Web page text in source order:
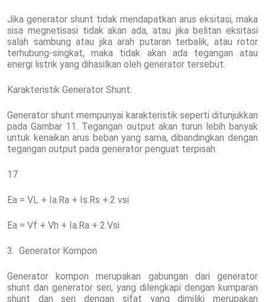
Jika generator shunt tidak mendapatkan arus eksitasi, maka
sisa megnetisasi tidak akan ada, atau jika belitan eksitasi
salah sambung atau jika arah putaran terbalik, atau rotor
terhubung-singkat, maka tidak akan ada tegangan atau
energi listrik yang dihasilkan oleh generator tersebut.
Karakteristik Generator Shunt.
Generator shunt mempunyai karakteristik seperti ditunjukkan
pada Gambar 11. Tegangan output akan turun lebih banyak
untuk kenaikan arus beban yang sama, dibandingkan dengan
tegangan output pada generator penguat terpisah.
17
Ea = VL + Ia.Ra + Is.Rs +.2 vsi
Ea = Vf + Vh + Ia.Ra + 2.Vsi
3. Generator Kompon
Generator kompon merupakan gabungan dari generator
shunt dan generator seri, yang dilengkapi dengan kumparan
shunt dan seri dengan sifat yang dimiliki merupakan